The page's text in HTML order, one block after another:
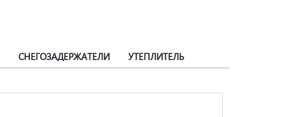
СНЕГОЗАДЕРЖАТЕЛИ УТЕПЛИТЕЛЬ